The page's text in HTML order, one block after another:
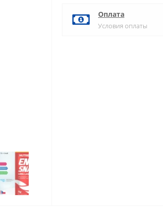
Оплата
Условия оплаты